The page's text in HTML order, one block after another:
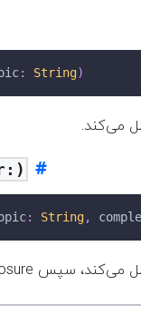
: String)
: String,